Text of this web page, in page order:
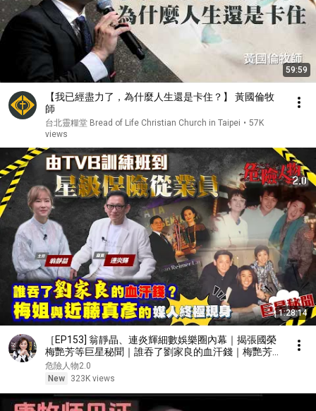
59:59
【我已經盡力了，為什麼人生還是卡住？】 黃國倫牧
師
台北靈糧堂 Bread of Life Christian Church in Taipei • 57K
views
1:28:14
［EP153] 翁靜晶、連炎輝細數娛樂圈內幕｜揭張國榮
梅艷芳等巨星秘聞｜誰吞了劉家良的血汗錢｜梅艷芳與
近藤真彥的媒人終極現身｜由TVB訓練班到星級保險從
業員
危險人物2.0
New
323K views